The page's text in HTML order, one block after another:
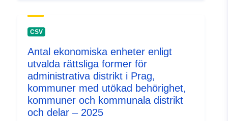
den 6 september 2023.
CSV
Antal ekonomiska enheter enligt
utvalda rättsliga former för
administrativa distrikt i Prag,
kommuner med utökad behörighet,
kommuner och kommunala distrikt
och delar – 2025